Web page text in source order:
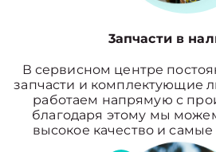
3апчасти в
В сервисном центре
запчасти и комплектующие
работаем напрямую с
благодаря этому мы
высокое качество и